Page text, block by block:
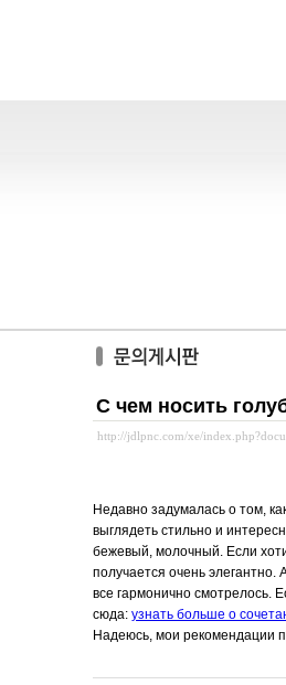
С чем носить
http://jdlpnc.com/xe/
Недавно задумалась о том,
выглядеть стильно и
бежевый, молочный. Если
получается очень
все гармонично смотрелось.
сюда: узнать больше о
Надеюсь, мои рекомендации